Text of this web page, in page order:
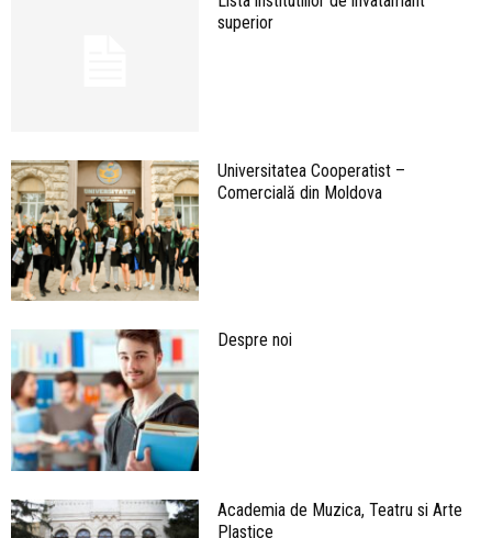
superior
Universitatea Cooperatist –
Comercială din Moldova
Despre noi
Academia de Muzica, Teatru si Arte
Plastice